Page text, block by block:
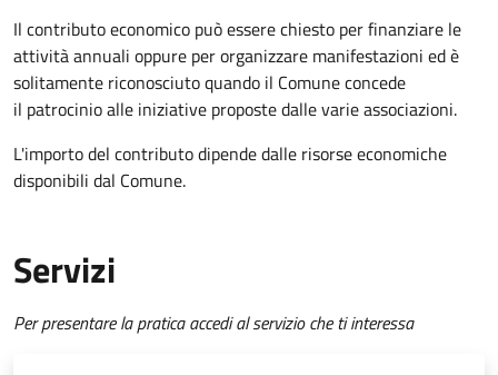
Il contributo economico può essere chiesto per finanziare le
attività annuali oppure per organizzare manifestazioni ed è
solitamente riconosciuto quando il Comune concede
il patrocinio alle iniziative proposte dalle varie associazioni.
L'importo del contributo dipende dalle risorse economiche
disponibili dal Comune.
Servizi
Per presentare la pratica accedi al servizio che ti interessa